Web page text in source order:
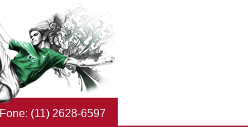
Fone: (11) 2628-6597